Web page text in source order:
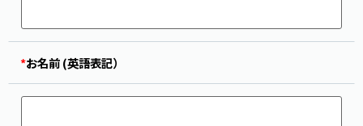
*お名前 (英語表記）